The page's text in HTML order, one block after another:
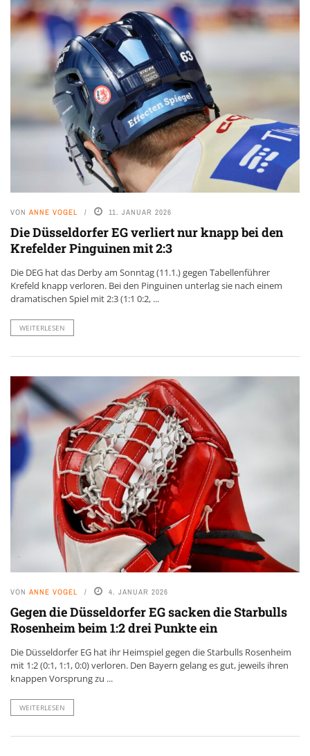
VON ANNE VOGEL 11. JANUAR 2026
Die Düsseldorfer EG verliert nur knapp bei den
Krefelder Pinguinen mit 2:3
Die DEG hat das Derby am Sonntag (11.1.) gegen Tabellenführer
Krefeld knapp verloren. Bei den Pinguinen unterlag sie nach einem
dramatischen Spiel mit 2:3 (1:1 0:2, ...
WEITERLESEN
VON ANNE VOGEL 4. JANUAR 2026
Gegen die Düsseldorfer EG sacken die Starbulls
Rosenheim beim 1:2 drei Punkte ein
Die Düsseldorfer EG hat ihr Heimspiel gegen die Starbulls Rosenheim
mit 1:2 (0:1, 1:1, 0:0) verloren. Den Bayern gelang es gut, jeweils ihren
knappen Vorsprung zu ...
WEITERLESEN